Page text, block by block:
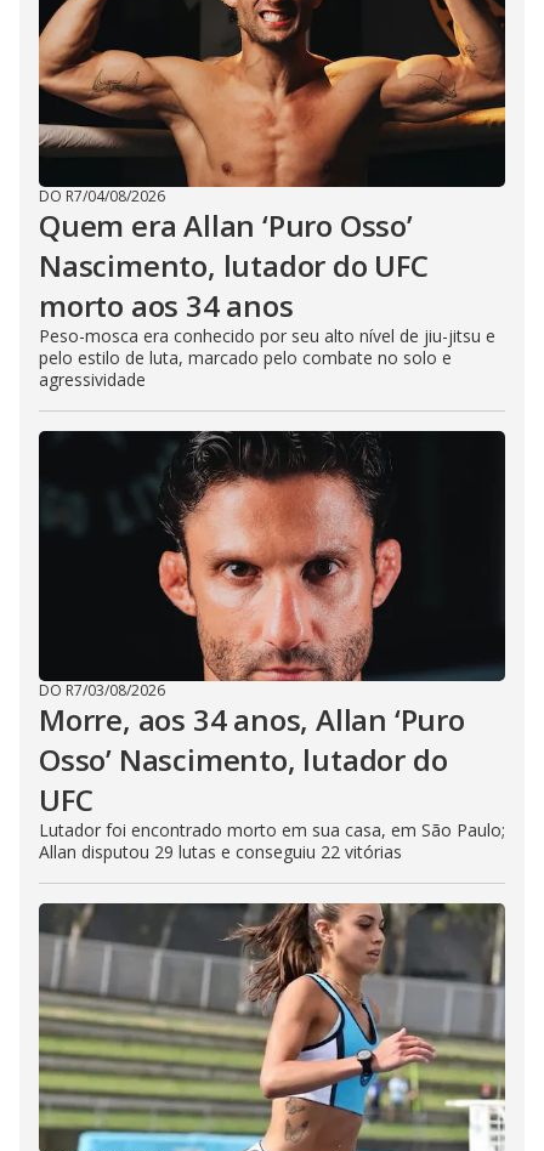
DO R7/04/08/2026
Quem era Allan ‘Puro Osso’
Nascimento, lutador do UFC
morto aos 34 anos
Peso-mosca era conhecido por seu alto nível de jiu-jitsu e
pelo estilo de luta, marcado pelo combate no solo e
agressividade
DO R7/03/08/2026
Morre, aos 34 anos, Allan ‘Puro
Osso’ Nascimento, lutador do
UFC
Lutador foi encontrado morto em sua casa, em São Paulo;
Allan disputou 29 lutas e conseguiu 22 vitórias